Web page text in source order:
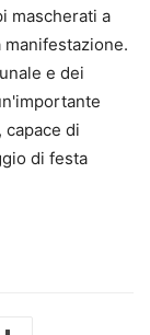
mascherati a
e dei
di
di festa